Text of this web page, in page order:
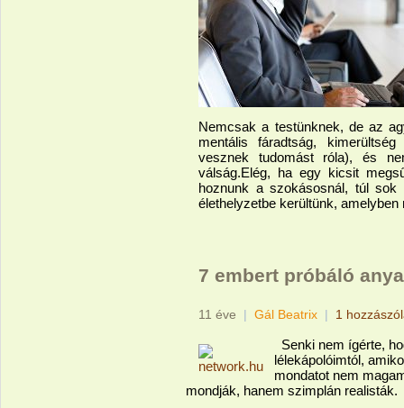
Nemcsak a testünknek, de az
mentális fáradtság,
vesznek tudomást róla), és
válság.Elég, ha egy kicsit
hoznunk a szokásosnál, túl sok
élethelyzetbe kerültünk,
7 embert próbáló
11 éve | Gál Beatrix | 1
Senki nem ígérte,
lélekápolóimtól,
mondatot nem
mondják, hanem szimplán realisták.